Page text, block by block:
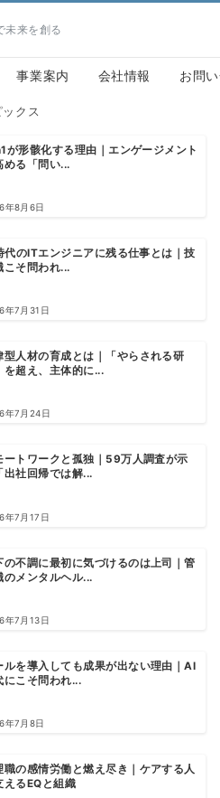
未来を創る
事業案内 会社情報 お問
ックス
が形骸化する理由｜エンゲージメント
める「問い...
年8月6日
代のITエンジニアに残る仕事とは｜技
こそ問われ...
年7月31日
型人材の育成とは｜「やらされる研
を超え、主体的に...
年7月24日
ートワークと孤独｜59万人調査が示
出社回帰では解...
年7月17日
の不調に最初に気づけるのは上司｜管
のメンタルヘル...
年7月13日
ルを導入しても成果が出ない理由｜AI
にこそ問われ...
年7月8日
職の感情労働と燃え尽き｜ケアする人
えるEQと組織